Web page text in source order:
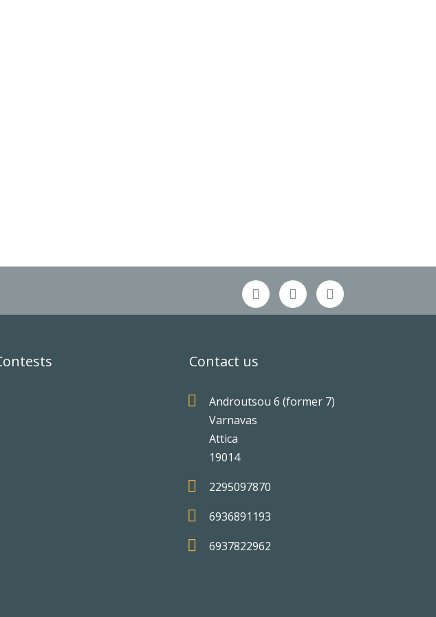
Contact us

Androutsou 6 (former 7)
Varnavas
Attica
19014
 2295097870
 6936891193
 6937822962